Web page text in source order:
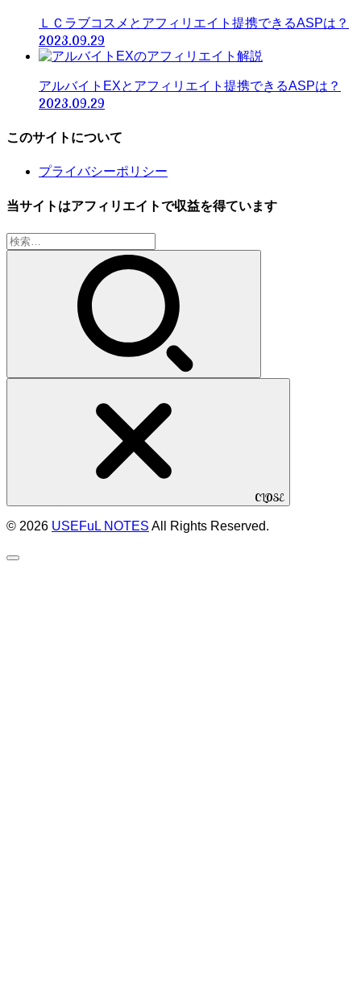
ＬＣラブコスメとアフィリエイト提携できるASPは？
2023.09.29
アルバイトEXとアフィリエイト提携できるASPは？
2023.09.29
このサイトについて
プライバシーポリシー
当サイトはアフィリエイトで収益を得ています
検
索:
CLOSE
© 2026 USEFuL NOTES All Rights Reserved.